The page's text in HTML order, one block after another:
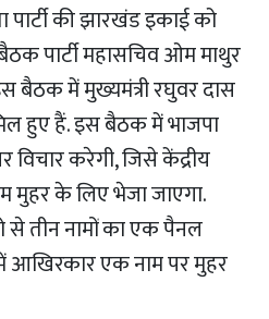
पार्टी की झारखंड इकाई को
पार्टी महासचिव ओम माथुर
में मुख्यमंत्री रघुवर दास
हुए हैं. इस बैठक में भाजपा
विचार करेगी, जिसे केंद्रीय
मुहर के लिए भेजा जाएगा.
से तीन नामों का एक पैनल
आखिरकार एक नाम पर मुहर